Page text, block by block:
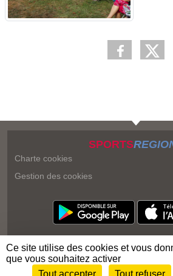
SPORTS
Charte cookies
Gestion des cookies
Ce site utilise des cookies et vous
que vous souhaitez activer
Tout accepter
Tout refuser